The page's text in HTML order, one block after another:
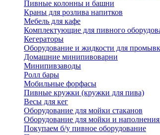
Пивные колонны и башни
Краны для розлива напитков
Мебель для кафе
Комплектующие для пивного
Кегераторы
Оборудование и жидкости для
Домашние минипивоварни
Минипивзаводы
Ролл бары
Мобильные форфасы
Пивные кружки (кружки для пива)
Весы для кег
Оборудование для мойки стаканов
Оборудование для мойки и наполнения
Покупаем б/у пивное оборудование